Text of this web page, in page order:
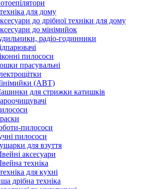
для дому
до дрібної техніки для дому
до мінімийок
радіо-годинники
пилососи
прасувальні
(АВТ)
для стрижки катишків
пилососи
пилососи
для взуття
аксесуари
техніка
для кухні
дрібна техніка